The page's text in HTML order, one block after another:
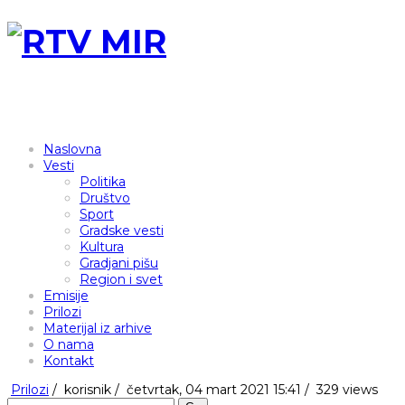
Naslovna
Vesti
Politika
Društvo
Sport
Gradske vesti
Kultura
Gradjani pišu
Region i svet
Emisije
Prilozi
Materijal iz arhive
O nama
Kontakt
Prilozi / korisnik / četvrtak, 04 mart 2021 15:41 / 329 views